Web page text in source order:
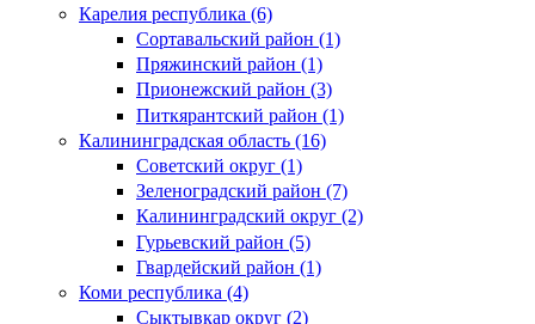
Карелия республика (6)
Сортавальский район (1)
Пряжинский район (1)
Прионежский район (3)
Питкярантский район (1)
Калининградская область (16)
Советский округ (1)
Зеленоградский район (7)
Калининградский округ (2)
Гурьевский район (5)
Гвардейский район (1)
Коми республика (4)
Сыктывкар округ (2)